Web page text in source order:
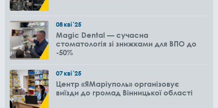
08кві'25
Magic Dental — сучасна
стоматологія зі знижками для ВПО до
-50%
07кві'25
Центр «ЯМаріуполь» організовує
виїзди до громад Вінницької області